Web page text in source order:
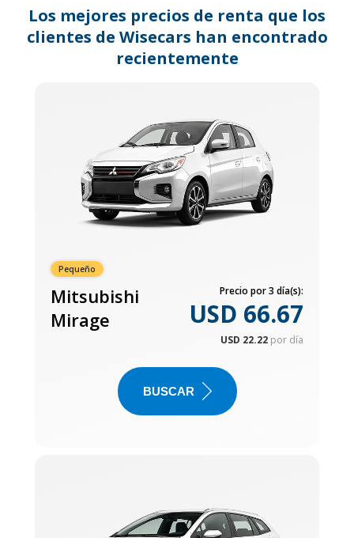
dates.
Los mejores precios de renta que los
clientes de Wisecars han encontrado
recientemente
Pequeño
Mitsubishi
Mirage
Precio por 3 día(s):
USD 66.67
USD 22.22 por día
BUSCAR